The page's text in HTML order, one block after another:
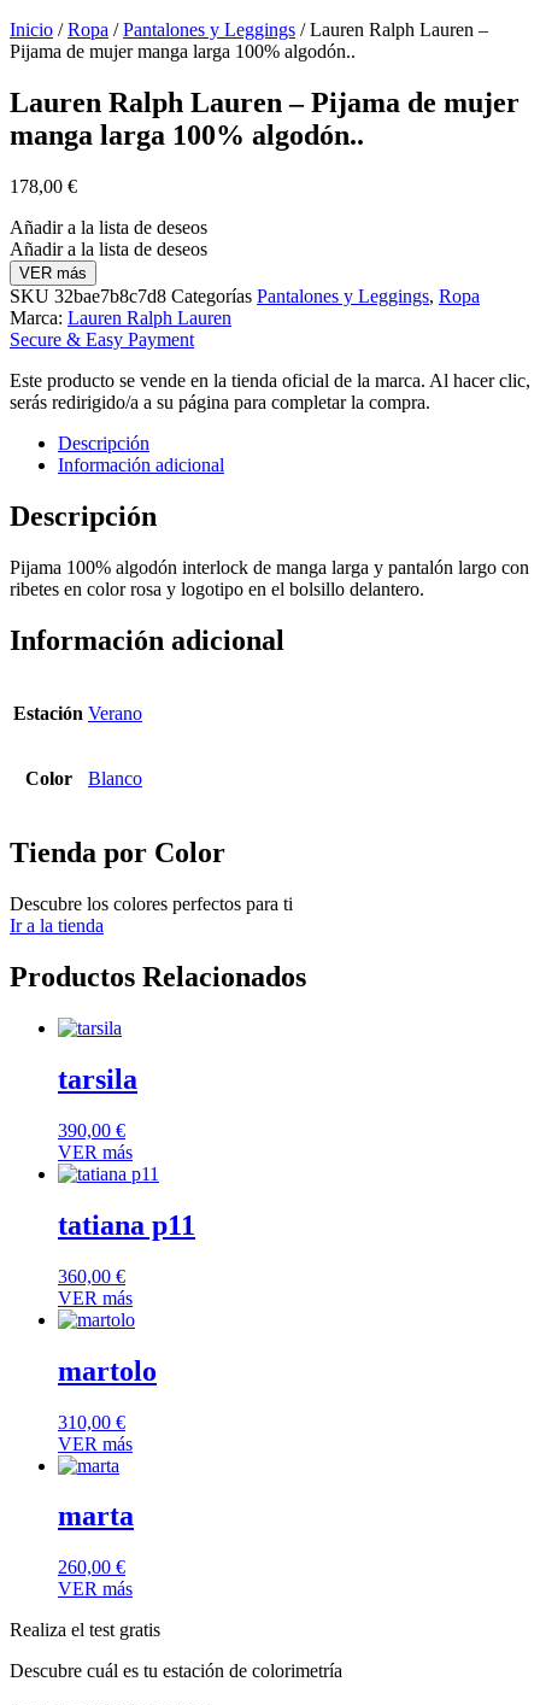
Inicio /Ropa /Pantalones y Leggings / Lauren Ralph Lauren –
Pijama de mujer manga larga 100% algodón..
Lauren Ralph Lauren – Pijama de mujer
manga larga 100% algodón..
178,00 €
Añadir a la lista de deseos
Añadir a la lista de deseos
VER más
SKU 32bae7b8c7d8 Categorías Pantalones y Leggings, Ropa
Marca: Lauren Ralph Lauren
Secure & Easy Payment
Este producto se vende en la tienda oficial de la marca. Al hacer clic,
serás redirigido/a a su página para completar la compra.
Descripción
Información adicional
Descripción
Pijama 100% algodón interlock de manga larga y pantalón largo con
ribetes en color rosa y logotipo en el bolsillo delantero.
Información adicional
Estación Verano
Color Blanco
Tienda por Color
Descubre los colores perfectos para ti
Ir a la tienda
Productos Relacionados
tarsila
390,00 €
VER más
tatiana p11
360,00 €
VER más
martolo
310,00 €
VER más
marta
260,00 €
VER más
Realiza el test gratis
Descubre cuál es tu estación de colorimetría